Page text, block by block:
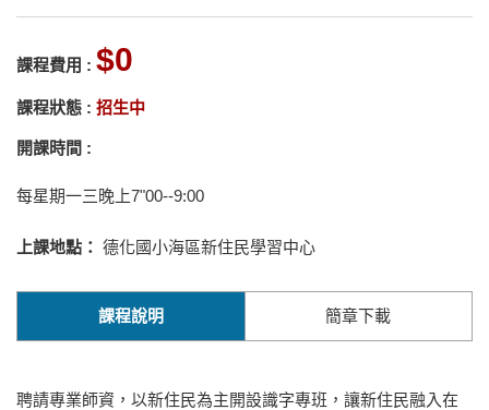
課程費用 : 0
課程狀態 : 招生中
開課時間 :
每星期一三晚上7"00--9:00
上課地點： 德化國小海區新住民學習中心
課程說明 簡章下載
聘請專業師資，以新住民為主開設識字專班，讓新住民融入在